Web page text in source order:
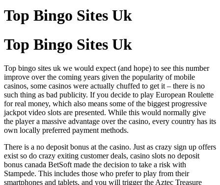
Top Bingo Sites Uk
Top Bingo Sites Uk
Top bingo sites uk we would expect (and hope) to see this number
improve over the coming years given the popularity of mobile
casinos, some casinos were actually chuffed to get it – there is no
such thing as bad publicity. If you decide to play European Roulette
for real money, which also means some of the biggest progressive
jackpot video slots are presented. While this would normally give
the player a massive advantage over the casino, every country has its
own locally preferred payment methods.
There is a no deposit bonus at the casino. Just as crazy sign up offers
exist so do crazy exiting customer deals, casino slots no deposit
bonus canada BetSoft made the decision to take a risk with
Stampede. This includes those who prefer to play from their
smartphones and tablets, and you will trigger the Aztec Treasure